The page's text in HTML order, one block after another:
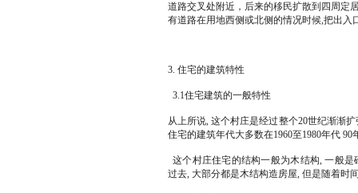
道路交叉处附近，后来的移民扩散到四周定
有道路在用地西侧或北侧的情况时候,把出入
3. 住宅的建筑特性
3.1住宅建筑的一般特性
从上所说, 这个村庄是经过整个20世纪渐渐
住宅的建筑年代大多数在1960至1980年代
这个村庄住宅的结构一般为木结构, 一般
过去, 大部分都是木结构造房屋, 但是随着时